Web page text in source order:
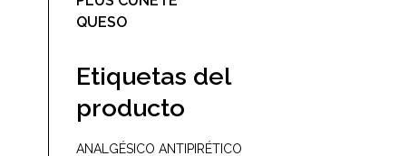
QUESO
Etiquetas del
producto
ANALGÉSICO ANTIPIRÉTICO